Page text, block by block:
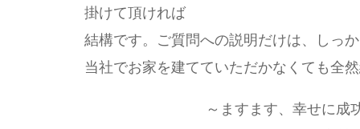
掛けて頂ければ
結構です。ご質問への説明だけは、しっ
当社でお家を建てていただかなくても全
～ますます、幸せに成